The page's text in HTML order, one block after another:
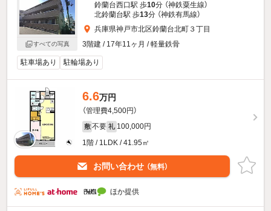
すべての写真
鈴蘭台西口駅 歩10分 （神鉄粟生線）
北鈴蘭台駅 歩13分 （神鉄有馬線）
兵庫県神戸市北区鈴蘭台北町３丁目
3階建 / 17年11ヶ月 / 軽量鉄骨
駐車場あり 駐輪場あり
6.6万円
（管理費4,500円）
敷 不要 礼 100,000円
1階 / 1LDK / 41.95㎡
お問い合わせ （無料）
ほか提供